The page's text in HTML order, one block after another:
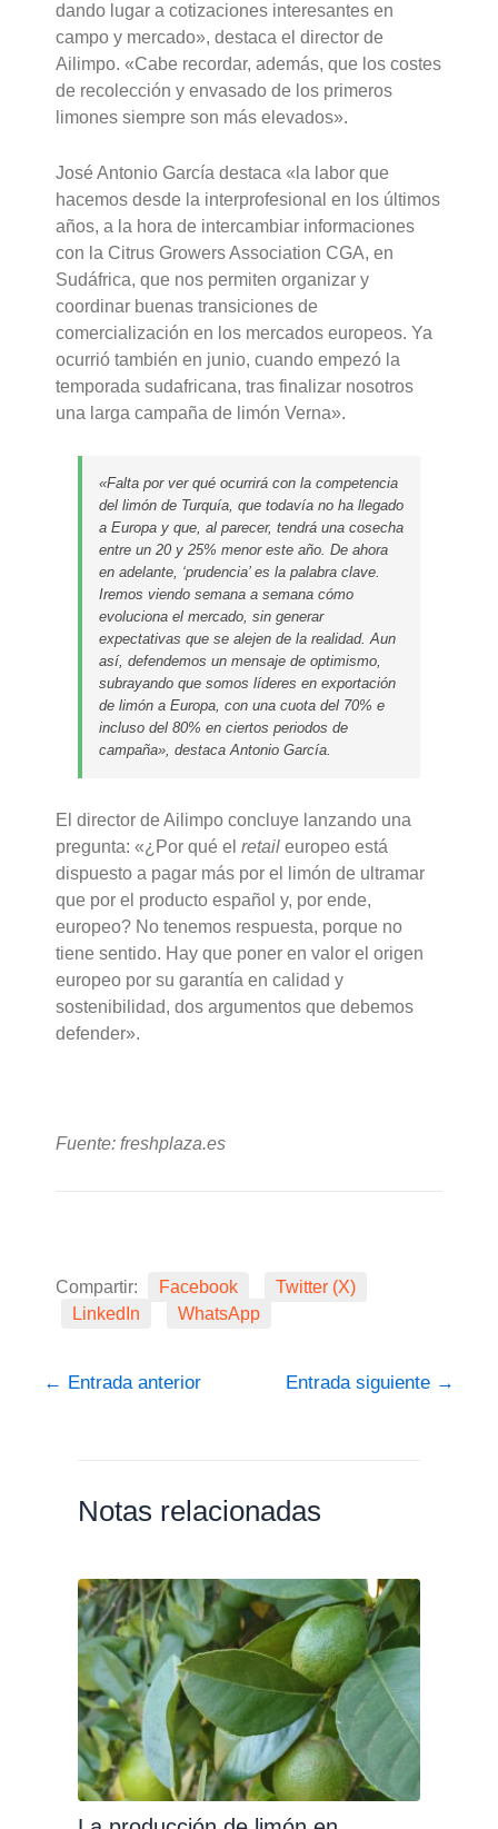
dando lugar a cotizaciones interesantes en
campo y mercado», destaca el director de
Ailimpo. «Cabe recordar, además, que los costes
de recolección y envasado de los primeros
limones siempre son más elevados».
José Antonio García destaca «la labor que
hacemos desde la interprofesional en los últimos
años, a la hora de intercambiar informaciones
con la Citrus Growers Association CGA, en
Sudáfrica, que nos permiten organizar y
coordinar buenas transiciones de
comercialización en los mercados europeos. Ya
ocurrió también en junio, cuando empezó la
temporada sudafricana, tras finalizar nosotros
una larga campaña de limón Verna».
«Falta por ver qué ocurrirá con la competencia
del limón de Turquía, que todavía no ha llegado
a Europa y que, al parecer, tendrá una cosecha
entre un 20 y 25% menor este año. De ahora
en adelante, ‘prudencia’ es la palabra clave.
Iremos viendo semana a semana cómo
evoluciona el mercado, sin generar
expectativas que se alejen de la realidad. Aun
así, defendemos un mensaje de optimismo,
subrayando que somos líderes en exportación
de limón a Europa, con una cuota del 70% e
incluso del 80% en ciertos periodos de
campaña», destaca Antonio García.
El director de Ailimpo concluye lanzando una
pregunta: «¿Por qué elretail europeo está
dispuesto a pagar más por el limón de ultramar
que por el producto español y, por ende,
europeo? No tenemos respuesta, porque no
tiene sentido. Hay que poner en valor el origen
europeo por su garantía en calidad y
sostenibilidad, dos argumentos que debemos
defender».
Fuente: freshplaza.es
Compartir: Facebook
Twitter (X)
LinkedIn
WhatsApp
← Entrada anterior Entrada siguiente →
Notas relacionadas